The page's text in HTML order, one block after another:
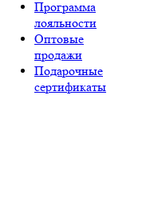
Программа
лояльности
Оптовые
продажи
Подарочные
сертификаты